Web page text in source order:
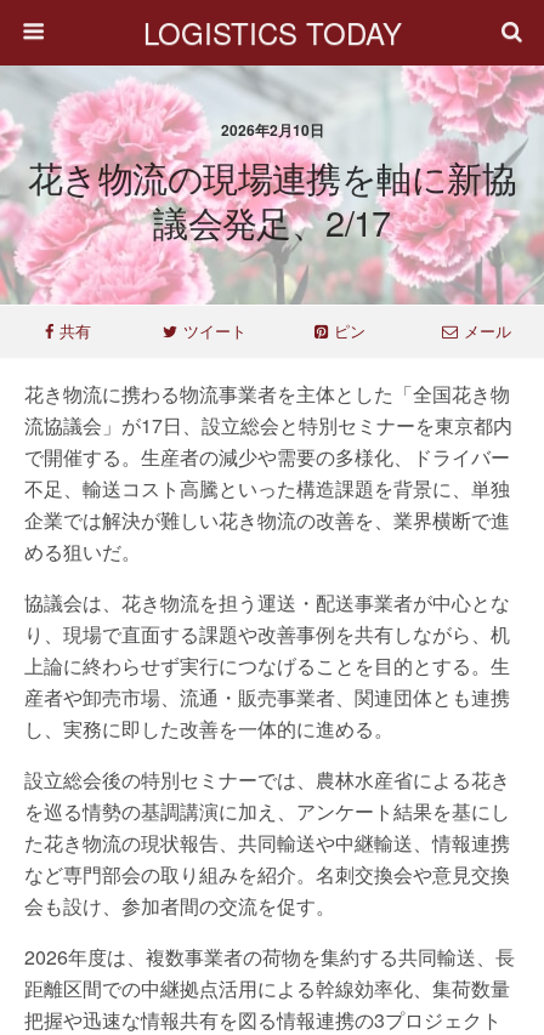
LOGISTICS TODAY
2026年2月10日
花き物流の現場連携を軸に新協
議会発足、2/17
共有 ツイート ピン メール
花き物流に携わる物流事業者を主体とした「全国花き物
流協議会」が17日、設立総会と特別セミナーを東京都内
で開催する。生産者の減少や需要の多様化、ドライバー
不足、輸送コスト高騰といった構造課題を背景に、単独
企業では解決が難しい花き物流の改善を、業界横断で進
める狙いだ。
協議会は、花き物流を担う運送・配送事業者が中心とな
り、現場で直面する課題や改善事例を共有しながら、机
上論に終わらせず実行につなげることを目的とする。生
産者や卸売市場、流通・販売事業者、関連団体とも連携
し、実務に即した改善を一体的に進める。
設立総会後の特別セミナーでは、農林水産省による花き
を巡る情勢の基調講演に加え、アンケート結果を基にし
た花き物流の現状報告、共同輸送や中継輸送、情報連携
など専門部会の取り組みを紹介。名刺交換会や意見交換
会も設け、参加者間の交流を促す。
2026年度は、複数事業者の荷物を集約する共同輸送、長
距離区間での中継拠点活用による幹線効率化、集荷数量
把握や迅速な情報共有を図る情報連携の3プロジェクト